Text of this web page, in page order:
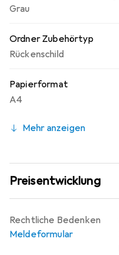
Grau
Ordner Zubehörtyp
Rückenschild
Papierformat
A4
Mehr anzeigen
Preisentwicklung
Rechtliche Bedenken
Meldeformular